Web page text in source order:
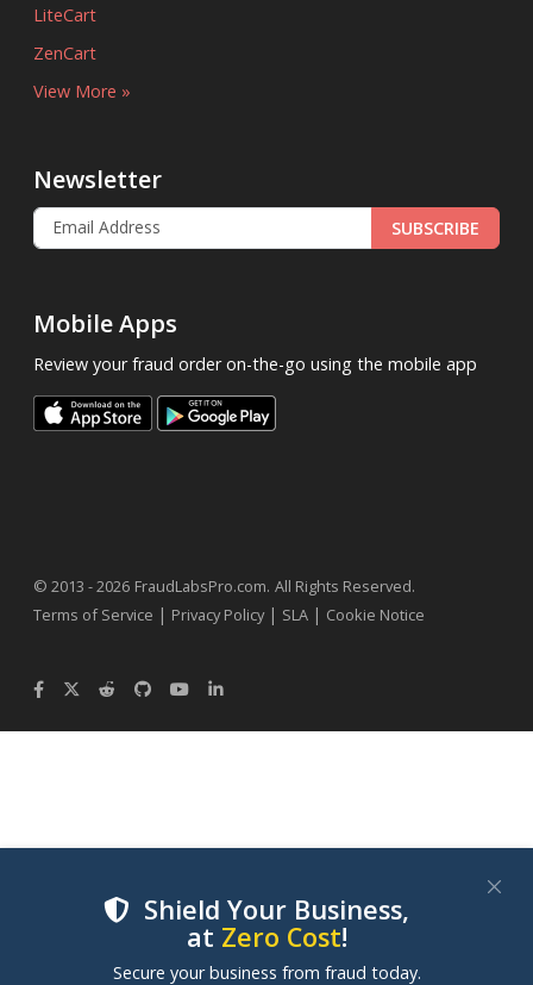
Shield Your Business,
at Zero Cost!
Secure your business from fraud today.
LiteCart
ZenCart
View More »
Newsletter
SUBSCRIBE
Mobile Apps
Review your fraud order on-the-go using the mobile app
© 2013 - 2026 FraudLabsPro.com. All Rights Reserved.
Terms of Service | Privacy Policy| SLA | Cookie Notice
We use cookies to improve your experience on our